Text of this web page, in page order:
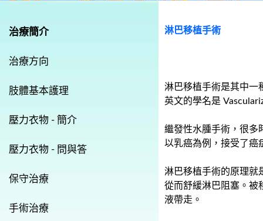
治療簡介
治療方向
肢體基本護理
壓力衣物 - 簡介
壓力衣物 - 問與答
保守治療
手術治療
淋巴移植手術
淋巴移植手術是其中一
英文的學名是
繼發性水腫手術 ， 很多
以乳癌為例
， 接受了癌
淋巴移植手術的原理就
從而舒緩淋巴阻塞 。 被
液帶走 。